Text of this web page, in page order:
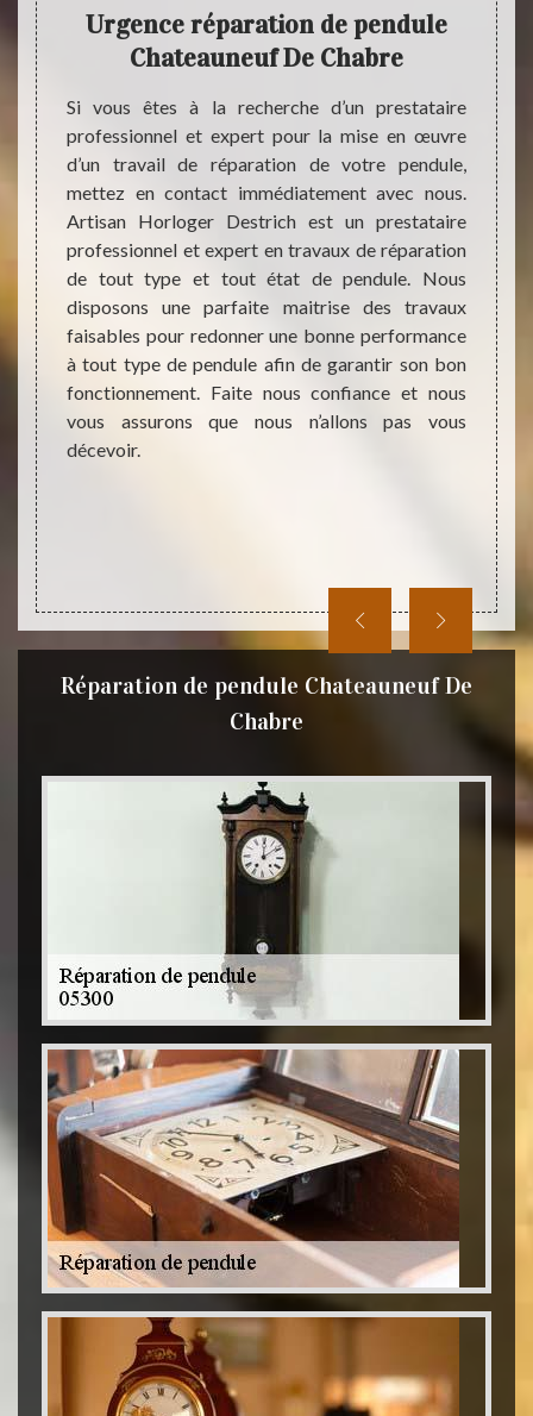
un
afin
très
de
est
la
LE
une
et
Urgence réparation de pendule
Chateauneuf De Chabre
Si vous êtes à la recherche d’un prestataire
professionnel et expert pour la mise en œuvre
d’un travail de réparation de votre pendule,
mettez en contact immédiatement avec nous.
Artisan Horloger Destrich est un prestataire
professionnel et expert en travaux de réparation
de tout type et tout état de pendule. Nous
disposons une parfaite maitrise des travaux
faisables pour redonner une bonne performance
à tout type de pendule afin de garantir son bon
fonctionnement. Faite nous confiance et nous
vous assurons que nous n’allons pas vous
décevoir.
Si
va
de
pour
sur
nous
Réparation de pendule Chateauneuf De
Chabre